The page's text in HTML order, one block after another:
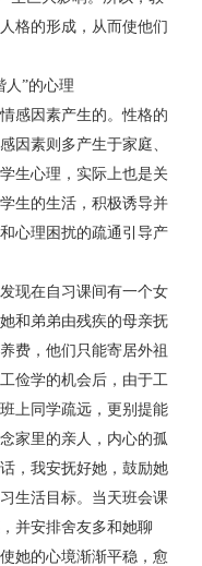
格的形成，从而使他们
”的心理
因素产生的。性格的
因素则多产生于家庭、
生心理，实际上也是关
生的生活，积极诱导并
心理困扰的疏通引导产
现在自习课间有一个女
和弟弟由残疾的母亲抚
费，他们只能寄居外祖
俭学的机会后，由于工
上同学疏远，更别提能
家里的亲人，内心的孤
，我安抚好她，鼓励她
生活目标。当天班会课
并安排舍友多和她聊
她的心境渐渐平稳，愈